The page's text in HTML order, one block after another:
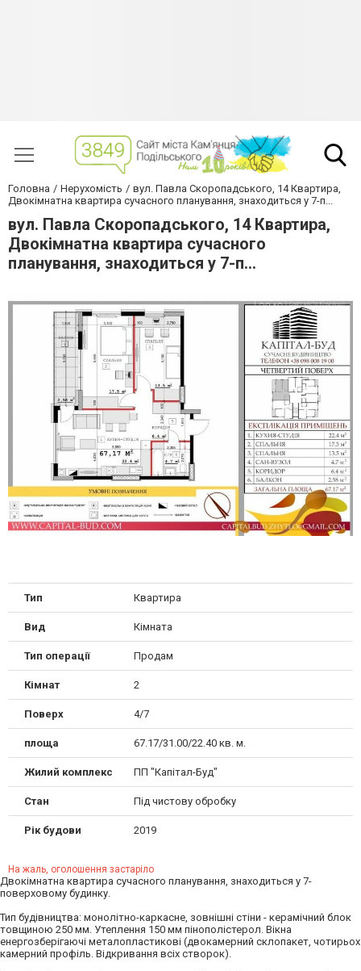
Головна Нерухомість
вул. Павла Скоропадського, 14 Квартира,
Двокімнатна квартира сучасного планування, знаходиться у 7-п...
вул. Павла Скоропадського, 14 Квартира,
Двокімнатна квартира сучасного
планування, знаходиться у 7-п...
Тип Квартира
Вид Кімната
Тип операції Продам
Кімнат 2
Поверх 4/7
площа 67.17/31.00/22.40 кв. м.
Жилий комплекс ПП "Капітал-Буд"
Стан Під чистову обробку
Рік будови 2019
На жаль, оголошення застаріло
Двокімнатна квартира сучасного планування, знаходиться у 7-
поверховому будинку.
Тип будівництва: монолітно-каркасне, зовнішні стіни - керамічний блок
товщиною 250 мм. Утеплення 150 мм пінополістерол. Вікна
енергозберігаючі металопластикові (двокамерний склопакет, чотирьох
камерний профіль. Відкривання всіх створок).